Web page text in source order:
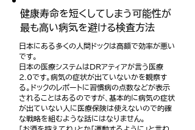
健康寿命を短くしてしまう可能性が
最も高い病気を避ける検査方法
日本にある多くの人間ドックは高額で効率が悪い
です。
日本の医療システムはDRアティアが言う医療
2.0です。病気の症状が出ていないかを観察す
る。ドックのレポートに習慣病の点数などが表示
されることはあるのですが、基本的に病気の症状
が出ていない人に医療保険は使えないので的確
な戦略を組むような話にはなりません。